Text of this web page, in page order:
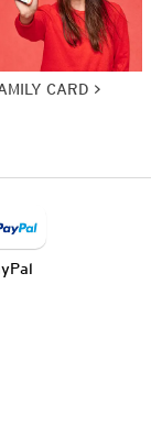
CARD